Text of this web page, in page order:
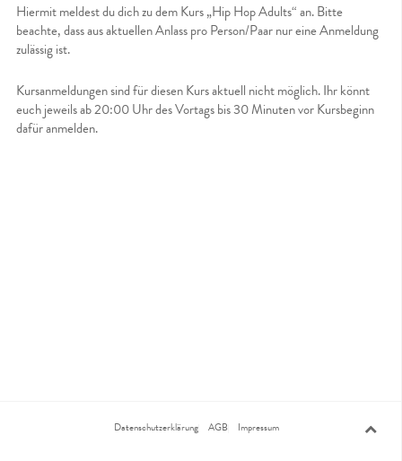
Hiermit meldest du dich zu dem Kurs „Hip Hop Adults“ an. Bitte
beachte, dass aus aktuellen Anlass pro Person/Paar nur eine Anmeldung
zulässig ist.
Kursanmeldungen sind für diesen Kurs aktuell nicht möglich. Ihr könnt
euch jeweils ab 20:00 Uhr des Vortags bis 30 Minuten vor Kursbeginn
dafür anmelden.
Datenschutzerklärung AGB Impressum